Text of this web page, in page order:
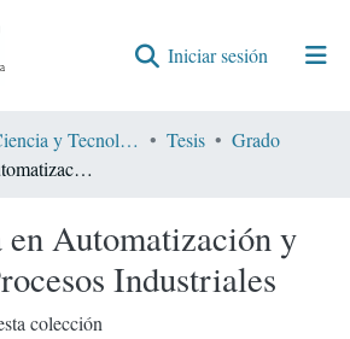
Iniciar sesión (current)
Facultad de Ciencia y Tecnología Tesis
Grado
Licenciatura en Automatización y Control de Procesos Industriales
Automatización y
Industriales
colección